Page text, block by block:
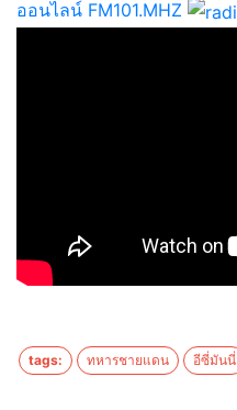
ออนไลน์ FM101.MHZ
tags: ทหารชายแดน อีซี่มันนี่